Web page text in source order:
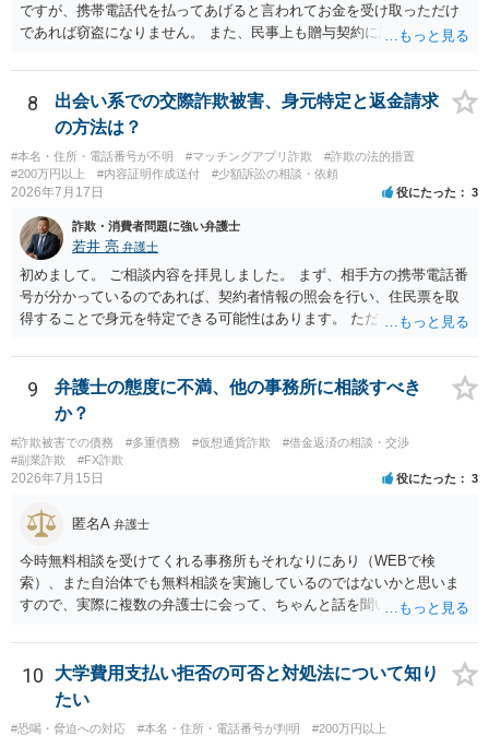
ですが、携帯電話代を払ってあげると言われてお金を受け取っただけ
であれば窃盗になりません。 また、民事上も贈与契約に該当すると思
ず、可能であればブロックをするようにしてください。 ご不安であれ
ば、最寄りの警察署に相談をしても良いかもしれません。 以上、ご参
考になれば幸いです。
8
出会い系での交際詐欺被害、身元特定と返金請求
の方法は？
#本名・住所・電話番号が不明 #マッチングアプリ詐欺
#詐欺の法的措置
#200万円以上
#内容証明作成送付 #少額訴訟の相談・依頼
2026年7月17日 役にたった 3
詐欺・消費者問題に強い弁護士
若井 亮 弁護士
初めまして。 ご相談内容を拝見しました。 まず、相手方の携帯電話番
号が分かっているのであれば、契約者情報の照会を行い、住民票を取
得することで身元を特定できる可能性はあります。 ただ、他人名義の
ろです。 LINEについても、詐欺の事案であれば照会できる可能性はあ
りますが、携帯電話の番号を経由する方法より難しくなります。 身元
を特定した後は、返金の理屈があるかどうかを確認していきます。 基
本的に贈与に該当する場合には返金請求ができません。 詐欺を含め、
当方に返金の理屈があるかどうかを確認していきます。 さらに、渡し
た金額について、裏付けがあるかどうかも精査します。 上記を経て、
からスタートすることになるでしょう。 ご理解のとおり、詐欺である
ことの立証は簡単ではありません。 刑事事件化が出来るのであれば、
返金交渉で有利になる可能性がありますが、民事上の詐欺の立証以上
に難しいところがあります。 こちらについては、一度、最寄りの警察
署に被害相談をするようにしてください。 具体的な見通しに関して
良いかと思います。
9
弁護士の態度に不満、他の事務所に相談すべき
か？
#詐欺被害での債務 #多重債務 #仮想通貨詐欺
#借金返済の相談・交渉
#副業詐欺
#FX詐欺
2026年7月15日 役にたった 3
匿名A 弁護士
今時無料相談を受けてくれる事務所もそれなりにあり（WEBで検
索）、また自治体でも無料相談を実施しているのではないかと思いま
すので、実際に複数の弁護士に会って、ちゃんと話を聞いてくれる
はそもそも事案を把握できていないようですので、御相談の案件につ
いては弁護士として能力不足なのかもしれません。相手にしない方が
良いと思います。ただ、仮想通貨詐欺の被害回復は現実的には難しい
かもしれません。
10
大学費用支払い拒否の可否と対処法について知り
たい
#恐喝・脅迫への対応 #本名・住所・電話番号が判明
#200万円以上